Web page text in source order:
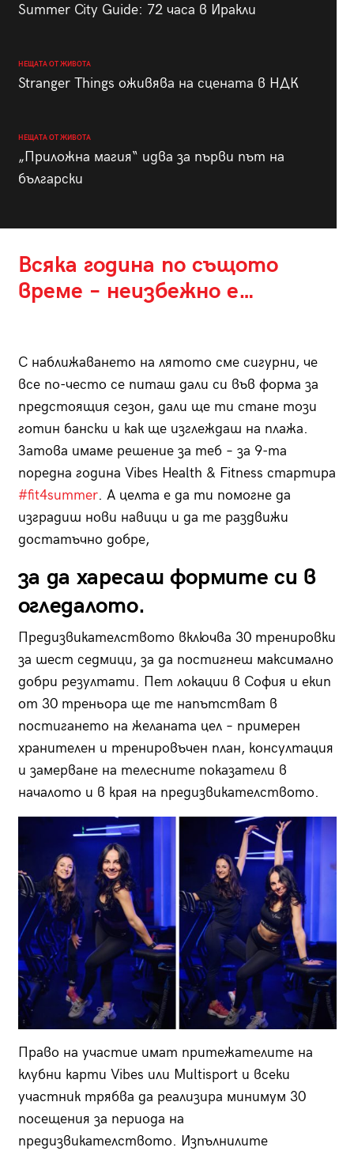
Summer City Guide: 72 часа в Иракли
НЕЩАТА ОТ ЖИВОТА
Stranger Things оживява на сцената в НДК
НЕЩАТА ОТ ЖИВОТА
„Приложна магия“ идва за първи път на
български
Всяка година по същото
време – неизбежно е…
С наближаването на лятото сме сигурни, че
все по-често се питаш дали си във форма за
предстоящия сезон, дали ще ти стане този
готин бански и как ще изглеждаш на плажа.
Затова имаме решение за теб – за 9-та
поредна година Vibes Health & Fitness стартира
#fit4summer. А целта е да ти помогне да
изградиш нови навици и да те раздвижи
достатъчно добре,
за да харесаш формите си в
огледалото.
Предизвикателството включва 30 тренировки
за шест седмици, за да постигнеш максимално
добри резултати. Пет локации в София и екип
от 30 треньора ще те напътстват в
постигането на желаната цел – примерен
хранителен и тренировъчен план, консултация
и замерване на телесните показатели в
началото и в края на предизвикателството.
Право на участие имат притежателите на
клубни карти Vibes или Multisport и всеки
участник трябва да реализира минимум 30
посещения за периода на
предизвикателството. Изпълнилите